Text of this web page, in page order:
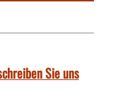
Sie uns